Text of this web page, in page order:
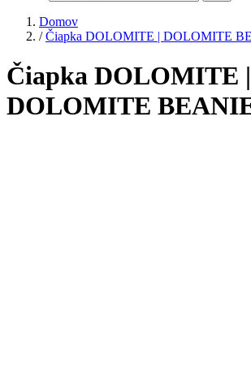
Domov
/ Čiapka DOLOMITE | DOLOMITE
Čiapka DOLOMITE |
DOLOMITE